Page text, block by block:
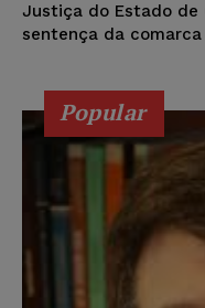
Justiça do Estado de
sentença da comarca
Popular